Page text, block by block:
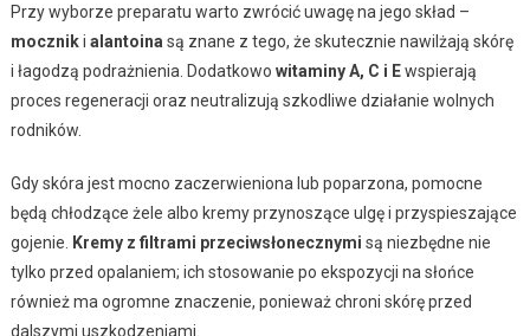
Przy wyborze preparatu warto zwrócić uwagę na jego skład –
moczniki alantoina są znane z tego, że skutecznie nawilżają skórę
i łagodzą podrażnienia. Dodatkowo witaminy A, C i Ewspierają
proces regeneracji oraz neutralizują szkodliwe działanie wolnych
rodników.
Gdy skóra jest mocno zaczerwieniona lub poparzona, pomocne
będą chłodzące żele albo kremy przynoszące ulgę i przyspieszające
gojenie. Kremy z filtrami przeciwsłonecznymi są niezbędne nie
tylko przed opalaniem; ich stosowanie po ekspozycji na słońce
również ma ogromne znaczenie, ponieważ chroni skórę przed
dalszymi uszkodzeniami.